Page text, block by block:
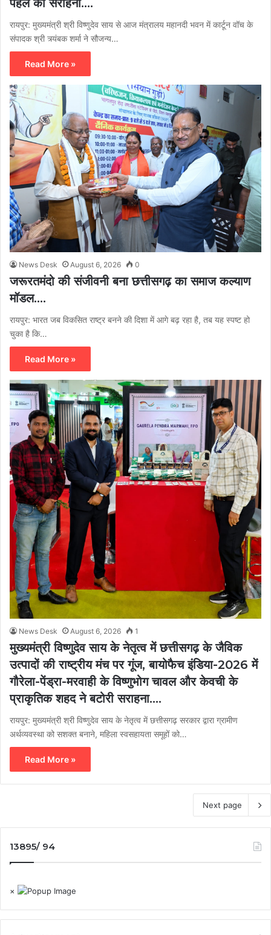
रायपुर: मुख्यमंत्री श्री विष्णुदेव साय से आज मंत्रालय महानदी भवन में कार्टून वॉच के
संपादक श्री त्र्यंबक शर्मा ने सौजन्य…
Read More »
News Desk August 6, 2026 0
जरूरतमंदो की संजीवनी बना छत्तीसगढ़ का समाज कल्याण
मॉडल….
रायपुर: भारत जब विकसित राष्ट्र बनने की दिशा में आगे बढ़ रहा है, तब यह स्पष्ट हो
चुका है कि…
Read More »
News Desk August 6, 2026 1
मुख्यमंत्री विष्णुदेव साय के नेतृत्व में छत्तीसगढ़ के जैविक
उत्पादों की राष्ट्रीय मंच पर गूंज, बायोफैच इंडिया-2026 में
गौरेला-पेंड्रा-मरवाही के विष्णुभोग चावल और केवची के
प्राकृतिक शहद ने बटोरी सराहना….
रायपुर: मुख्यमंत्री श्री विष्णुदेव साय के नेतृत्व में छत्तीसगढ़ सरकार द्वारा ग्रामीण
अर्थव्यवस्था को सशक्त बनाने, महिला स्वसहायता समूहों को…
Read More »
Next page
13895/ 94
×